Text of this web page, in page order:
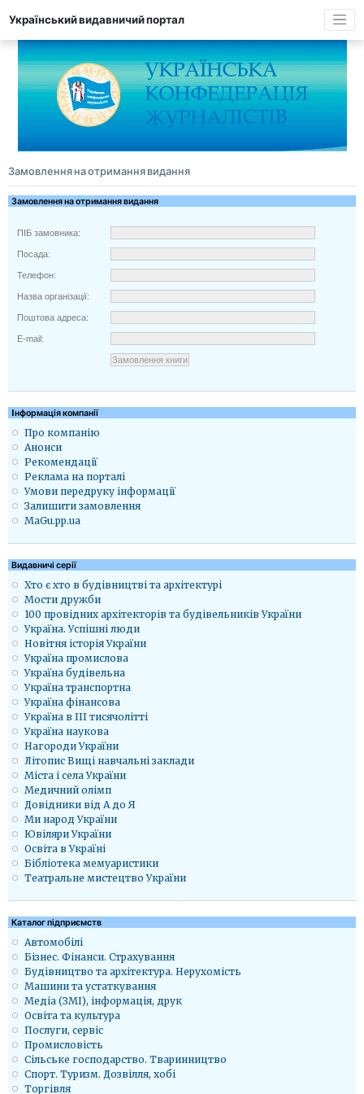
Український видавничий портал
Замовлення на отримання видання
Замовлення на отримання видання
ПІБ замовника:
Посада:
Телефон:
Назва організації:
Поштова адреса:
E-mail:
Iнформація компанії
Про компанію
Анонси
Рекомендації
Реклама на порталі
Умови передруку інформації
Залишити замовлення
MaGu.pp.ua
Видавничі серії
Хто є хто в будівництві та архітектурі
Мости дружби
100 провідних архітекторів та будівельників України
Україна. Успішні люди
Новітня історія України
Україна промислова
Україна будівельна
Україна транспортна
Україна фінансова
Україна в ІІІ тисячолітті
Україна наукова
Нагороди України
Літопис Вищі навчальні заклади
Міста і села України
Медичний олімп
Довідники від А до Я
Ми народ України
Ювіляри України
Освіта в Україні
Бібліотека мемуаристики
Театральне мистецтво України
Каталог підприємств
Автомобілі
Бізнес. Фінанси. Страхування
Будівництво та архітектура. Нерухомість
Машини та устаткування
Медіа (ЗМІ), інформація, друк
Освіта та культура
Послуги, сервіс
Промисловість
Сільське господарство. Тваринництво
Спорт. Туризм. Дозвілля, хобі
Торгівля